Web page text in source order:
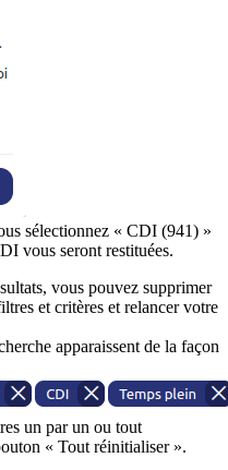
sélectionnez « CDI (941) »
vous seront restituées.
vous pouvez supprimer
et critères et relancer votre
apparaissent de la façon
un par un ou tout
« Tout réinitialiser ».